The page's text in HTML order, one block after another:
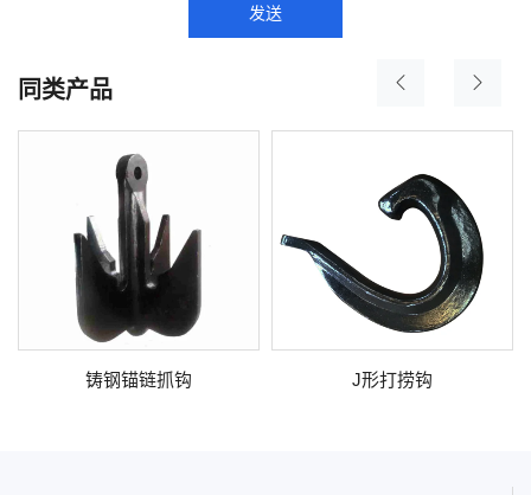
发送
同类产品
铸钢锚链抓钩 J形打捞钩